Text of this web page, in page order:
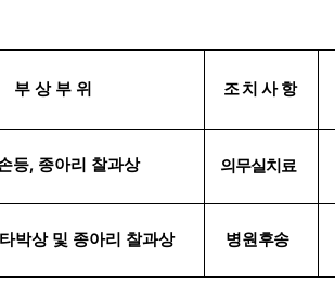
부 상 부 위 조치사항
등, 종아리 찰과상 의무실치료
박상 및 종아리 찰과상 병원후송